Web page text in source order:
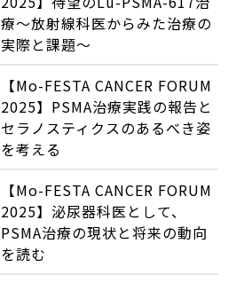
療～放射線科医からみた治療の
実際と課題～
【Mo-FESTA CANCER FORUM
2025】PSMA治療実践の報告と
セラノスティクスのあるべき姿
を考える
【Mo-FESTA CANCER FORUM
2025】泌尿器科医として、
PSMA治療の現状と将来の動向
を読む